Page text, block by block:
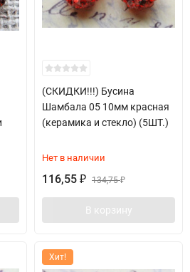
(СКИДКИ!!!) Бусина
Шамбала 05 10мм красная
(керамика и стекло) (5ШТ.)
Нет в наличии
116,55 ₽ 134,75₽
В корзину
Хит!